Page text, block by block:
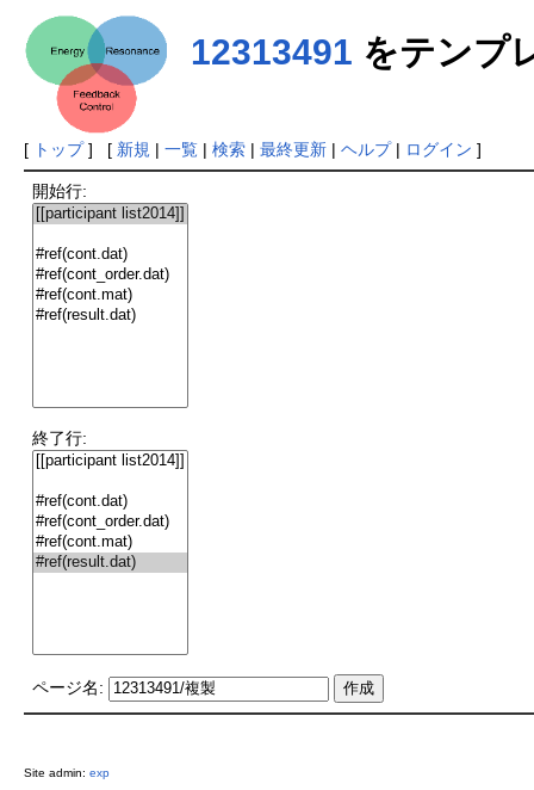
12313491 をテンプ
[ トップ] [ 新規 | 一覧| 検索| 最終更新| ヘルプ| ログイン ]
開始行:
終了行:
ページ名:
Site admin: exp